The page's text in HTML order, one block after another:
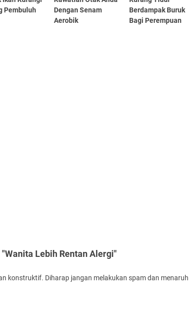
Pembuluh
Dengan Senam
Aerobik
Berdampak Buruk
Bagi Perempuan
Lebih Rentan Alergi"
konstruktif. Diharap jangan melakukan spam dan menaruh